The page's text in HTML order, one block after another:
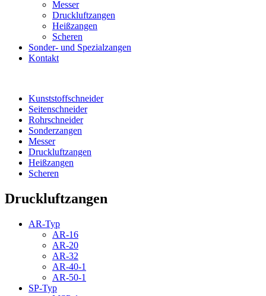
Messer
Druckluftzangen
Heißzangen
Scheren
Sonder- und Spezialzangen
Kontakt
Kunststoffschneider
Seitenschneider
Rohrschneider
Sonderzangen
Messer
Druckluftzangen
Heißzangen
Scheren
Druckluftzangen
AR-Typ
AR-16
AR-20
AR-32
AR-40-1
AR-50-1
SP-Typ